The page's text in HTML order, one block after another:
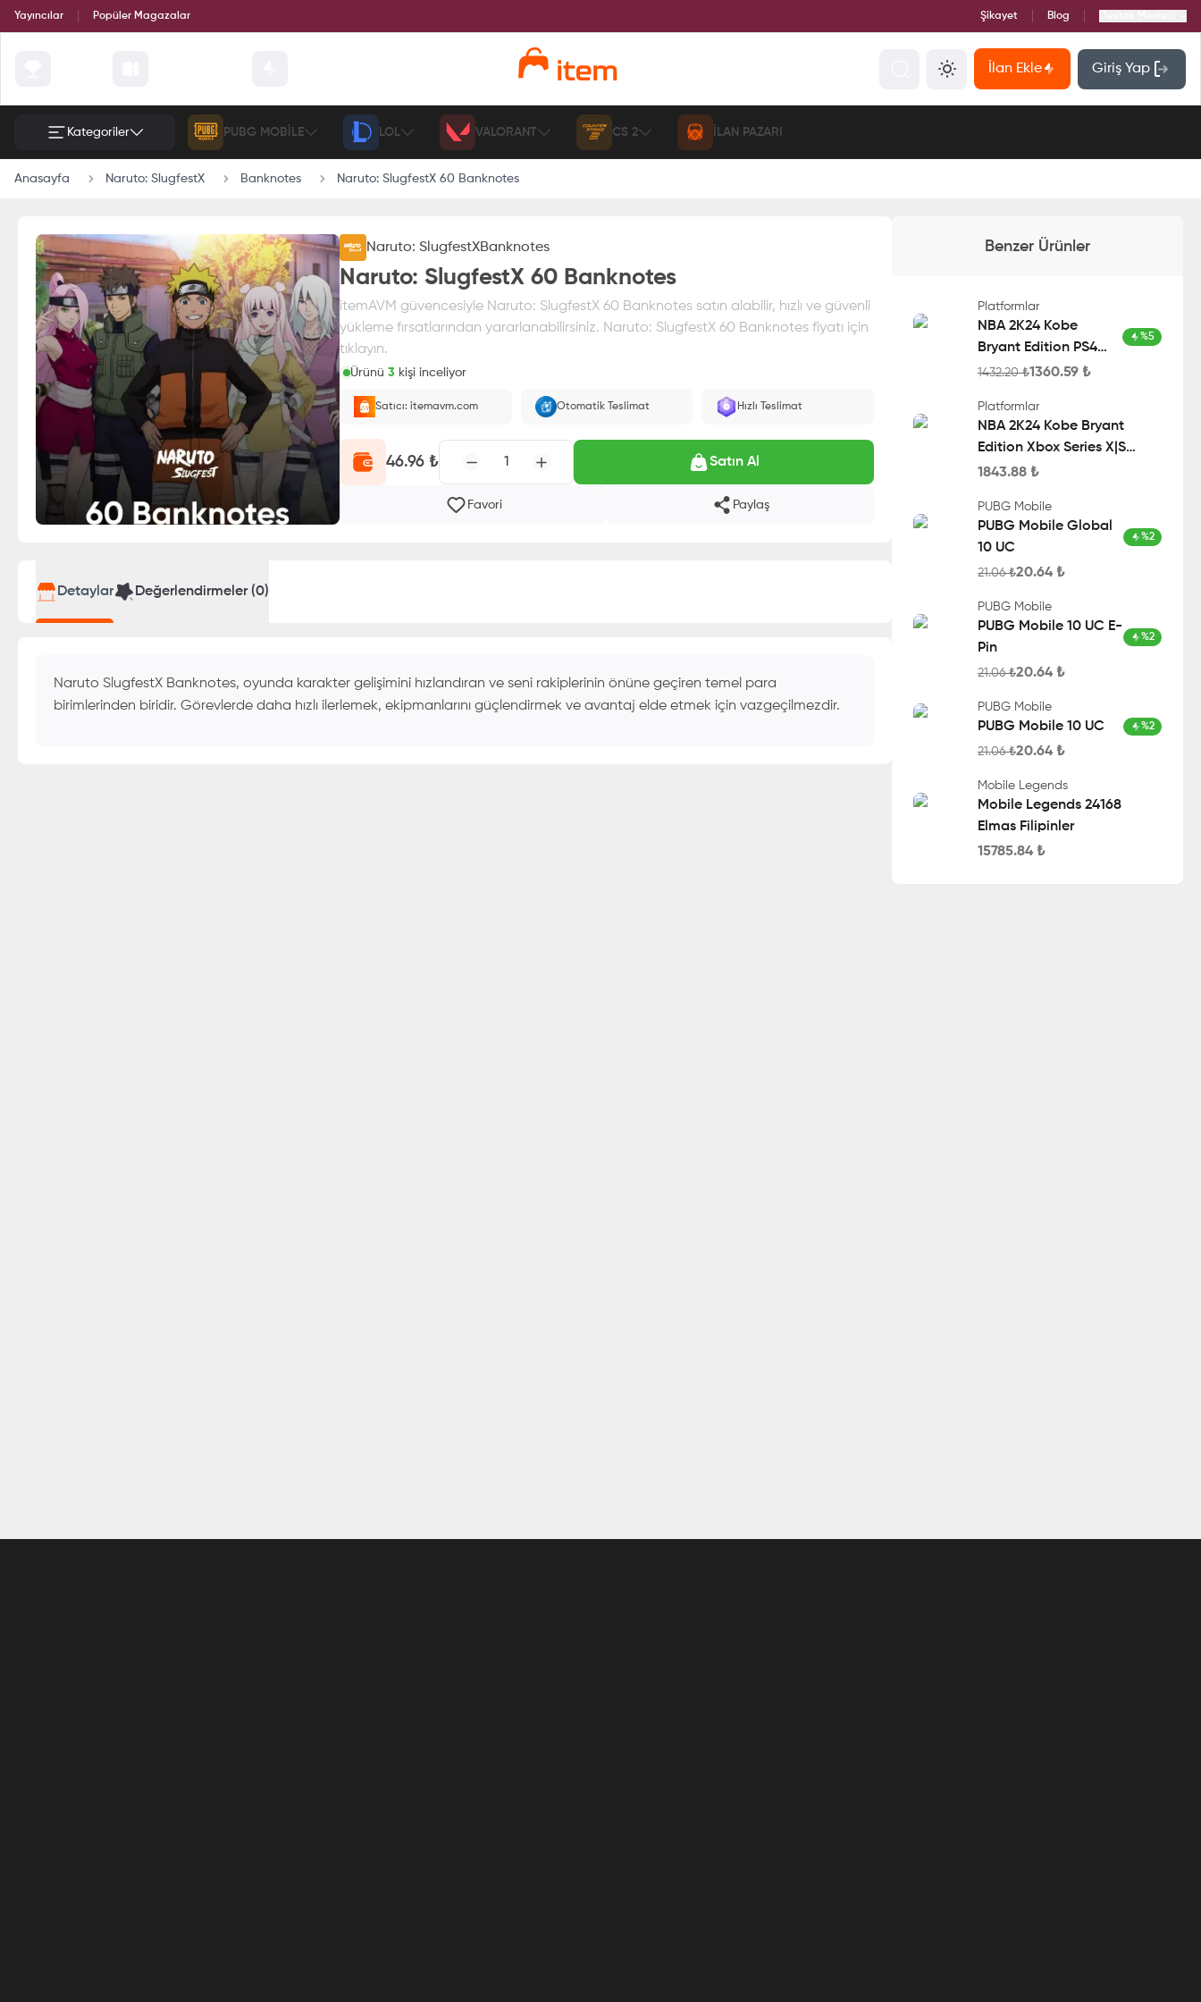
Yayıncılar Popüler Magazalar Şikayet Blog
İlan Ekle Giriş Yap
Kategoriler PUBG MOBILE LOL VALORANT CS 2 İLAN PAZARI
Anasayfa Naruto: SlugfestX Banknotes Naruto: SlugfestX 60 Banknotes
Naruto: SlugfestXBanknotes
Naruto: SlugfestX 60 Banknotes
itemAVM güvencesiyle Naruto: SlugfestX 60 Banknotes satın alabilir, hızlı ve güvenli
yükleme fırsatlarından yararlanabilirsiniz. Naruto: SlugfestX 60 Banknotes fiyatı için
tıklayın.
Ürünü 3 kişi inceliyor
E-Pin olarak yüklenir.
Satıcı: itemavm.com Otomatik Teslimat Hızlı Teslimat
46.96 ₺ 1 Satın Al
Favori Paylaş
Detaylar Değerlendirmeler (0)
Naruto SlugfestX Banknotes, oyunda karakter gelişimini hızlandıran ve seni rakiplerinin önüne geçiren temel para
birimlerinden biridir. Görevlerde daha hızlı ilerlemek, ekipmanlarını güçlendirmek ve avantaj elde etmek için vazgeçilmezdir.
Benzer Ürünler
Platformlar
NBA 2K24 Kobe
Bryant Edition PS4
Account
%5
1432.20₺1360.59 ₺
Platformlar
NBA 2K24 Kobe Bryant
Edition Xbox Series X|S
Account
1843.88 ₺
PUBG Mobile
PUBG Mobile Global
10 UC
%2
21.06₺20.64 ₺
PUBG Mobile
PUBG Mobile 10 UC E-
Pin
%2
21.06₺20.64 ₺
PUBG Mobile
PUBG Mobile 10 UC %2
21.06₺20.64 ₺
Mobile Legends
Mobile Legends 24168
Elmas Filipinler
15785.84 ₺